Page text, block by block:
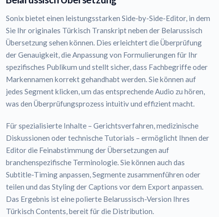
Sonix bietet einen leistungsstarken Side-by-Side-Editor, in dem
Sie Ihr originales Türkisch Transkript neben der Belarussisch
Übersetzung sehen können. Dies erleichtert die Überprüfung
der Genauigkeit, die Anpassung von Formulierungen für Ihr
spezifisches Publikum und stellt sicher, dass Fachbegriffe oder
Markennamen korrekt gehandhabt werden. Sie können auf
jedes Segment klicken, um das entsprechende Audio zu hören,
was den Überprüfungsprozess intuitiv und effizient macht.
Für spezialisierte Inhalte – Gerichtsverfahren, medizinische
Diskussionen oder technische Tutorials – ermöglicht Ihnen der
Editor die Feinabstimmung der Übersetzungen auf
branchenspezifische Terminologie. Sie können auch das
Subtitle-Timing anpassen, Segmente zusammenführen oder
teilen und das Styling der Captions vor dem Export anpassen.
Das Ergebnis ist eine polierte Belarussisch-Version Ihres
Türkisch Contents, bereit für die Distribution.